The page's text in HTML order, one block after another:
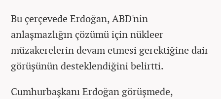
Bu çerçevede Erdoğan, ABD'nin
anlaşmazlığın çözümü için nükleer
müzakerelerin devam etmesi gerektiğine dair
görüşünün desteklendiğini belirtti.
Cumhurbaşkanı Erdoğan görüşmede,